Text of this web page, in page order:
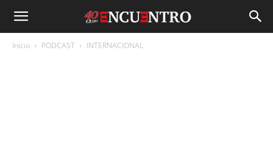
Inicio PODCAST INTERNACIONAL